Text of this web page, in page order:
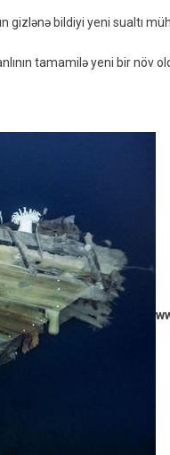
bildiyi yeni sualtı
tamamilə yeni bir növ